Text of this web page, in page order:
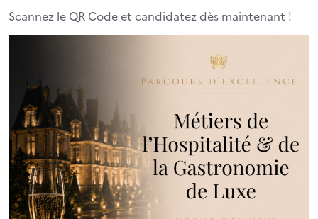
Scannez le QR Code et candidatez dès maintenant !